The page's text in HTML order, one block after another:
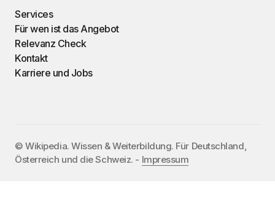
Services
Für wen ist das Angebot
Relevanz Check
Kontakt
Karriere und Jobs
©️ Wikipedia. Wissen & Weiterbildung. Für Deutschland,
Österreich und die Schweiz. - Impressum